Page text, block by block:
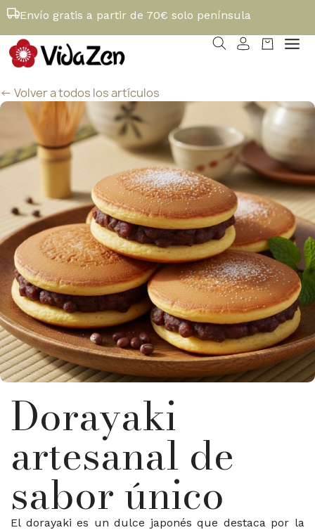
Envío gratis a partir de 70€ solo península
<- Volver a todos los artículos
Dorayaki
artesanal de
sabor único
El dorayaki es un dulce japonés que destaca por la